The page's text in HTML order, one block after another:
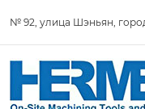
№ 92, улица Шэньян,